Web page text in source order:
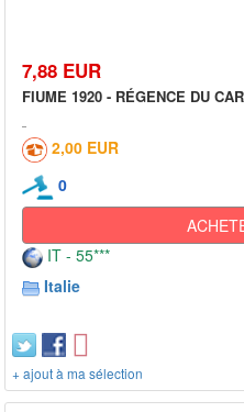
7,88 EUR
FIUME 1920 - RÉGENCE DU
2,00 EUR
0
IT - 55***
Italie
+ ajout à ma sélection